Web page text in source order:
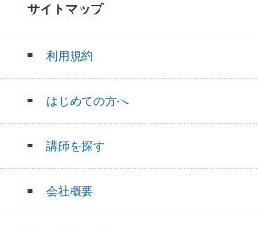
サイトマップ
利用規約
はじめての方へ
講師を探す
会社概要